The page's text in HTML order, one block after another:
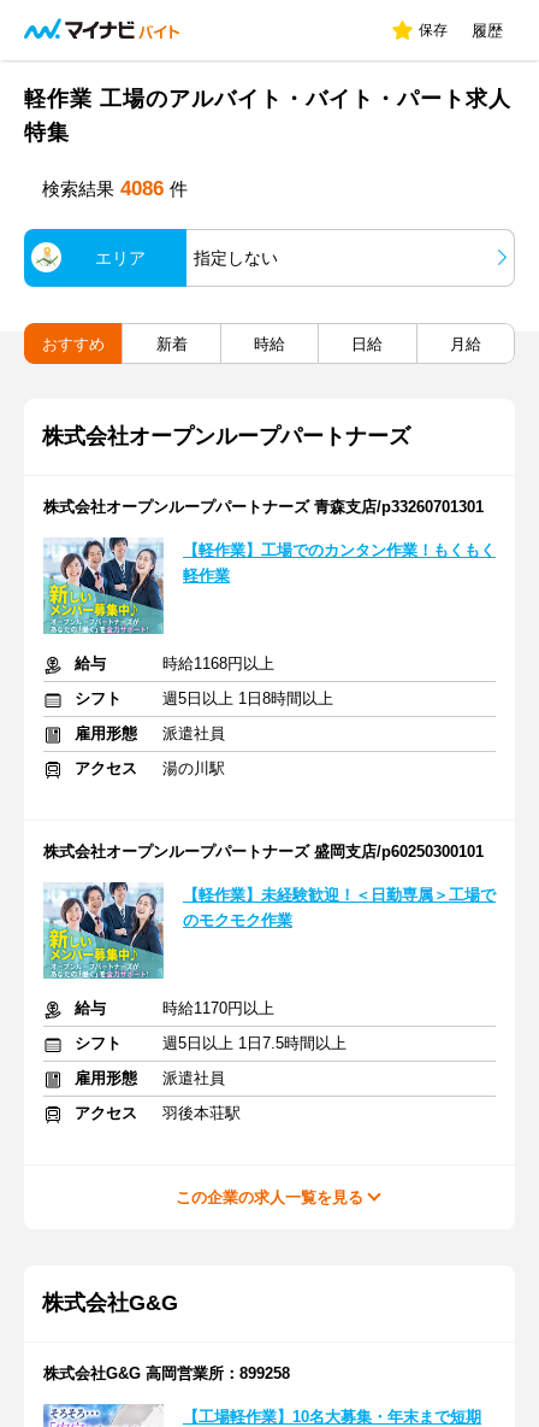
保存 履歴
軽作業 工場のアルバイト・バイト・パート求人
特集
検索結果 4086 件
エリア 指定しない
おすすめ 新着 時給 日給 月給
株式会社オープンループパートナーズ
株式会社オープンループパートナーズ 青森支店/p33260701301
【軽作業】工場でのカンタン作業！もくもく
軽作業
給与
時給1168円以上
シフト
週5日以上 1日8時間以上
雇用形態
派遣社員
アクセス
湯の川駅
株式会社オープンループパートナーズ 盛岡支店/p60250300101
【軽作業】未経験歓迎！＜日勤専属＞工場で
のモクモク作業
給与
時給1170円以上
シフト
週5日以上 1日7.5時間以上
雇用形態
派遣社員
アクセス
羽後本荘駅
この企業の求人一覧を見る
株式会社G&G
株式会社G&G 高岡営業所：899258
【工場軽作業】10名大募集・年末まで短期